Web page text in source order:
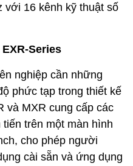
với 16 kênh kỹ thuật số
Series
nghiệp cần những
phức tạp trong thiết kế
và MXR cung cấp các
trên một màn hình
cho phép người
cài sẵn và ứng dụng